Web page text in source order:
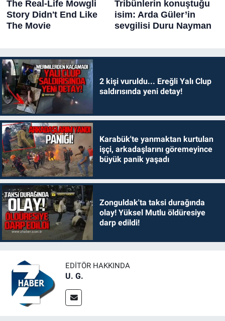
2 kişi vuruldu... Ereğli Yalı Clup
saldırısında yeni detay!
Karabük'te yanmaktan kurtulan
işçi, arkadaşlarını göremeyince
büyük panik yaşadı
Zonguldak'ta taksi durağında
olay! Yüksel Mutlu öldüresiye
darp edildi!
EDITÖR HAKKINDA
U. G.